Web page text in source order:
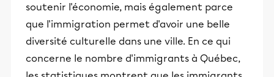
soutenir l'économie, mais également parce
que l'immigration permet d'avoir une belle
diversité culturelle dans une ville. En ce qui
concerne le nombre d'immigrants à Québec,